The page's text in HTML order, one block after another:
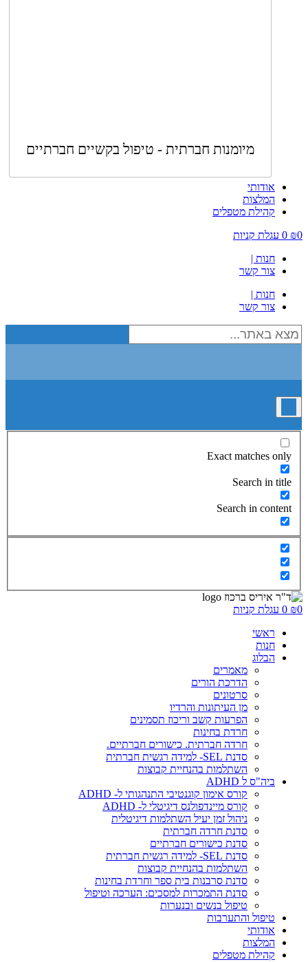
מיומנות חברתית - טיפול בקשיים חברתיים
אודותי
המלצות
קהילת מטפלים
₪0
0 עגלת קניות
חנות |
צור קשר
חנות |
צור קשר
Exact matches only
Search in title
Search in content
₪0
0 עגלת קניות
ראשי
חנות
הבלוג
מאמרים
הדרכת הורים
סרטונים
מן העיתונות והרדיו
הפרעות קשב וריכוז תסמינים
חרדת בחינות
חרדה חברתית. כישורים חברתיים.
סדנת SEL- למידה רגשית חברתית
השתלמות בהנחיית קבוצות
ביה"ס ל ADHD
קורס אימון קוגנטיבי התנהגותי ל- ADHD
קורס מיינדפולנס דיגיטלי ל- ADHD
ניהול זמן יעיל השתלמות דיגיטלית
סדנת חרדה חברתית
סדנת כישורים חברתיים
סדנת SEL- למידה רגשית חברתית
השתלמות בהנחיית קבוצות
סדנת סרבנות בית ספר וחרדת בחינות
סדנת התמכרות למסכים: הערכה וטיפול
טיפול בנשים ובנערות
טיפול והתערבות
אודותי
המלצות
קהילת מטפלים